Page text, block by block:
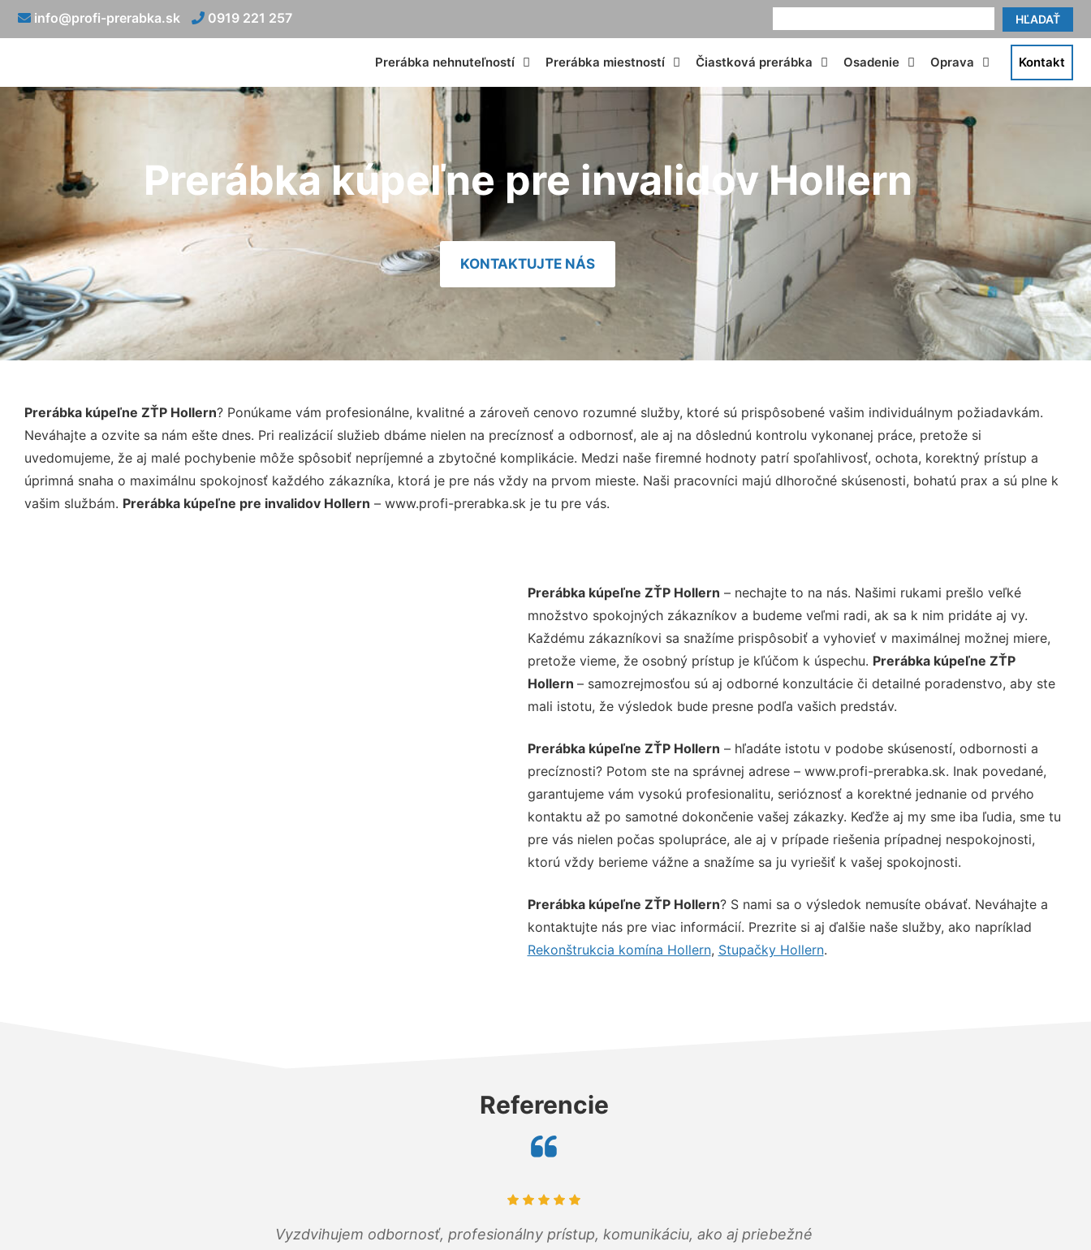
HĽADAŤ
info@profi-prerabka.sk 0919 221 257
Prerábka nehnuteľností Prerábka miestností Čiastková prerábka Osadenie Oprava Kontakt
Prerábka kúpeľne pre invalidov Hollern
KONTAKTUJTE NÁS
Prerábka kúpeľne ZŤP Hollern? Ponúkame vám profesionálne, kvalitné a zároveň cenovo rozumné služby, ktoré sú prispôsobené vašim individuálnym požiadavkám.
Neváhajte a ozvite sa nám ešte dnes. Pri realizácií služieb dbáme nielen na precíznosť a odbornosť, ale aj na dôslednú kontrolu vykonanej práce, pretože si
uvedomujeme, že aj malé pochybenie môže spôsobiť nepríjemné a zbytočné komplikácie. Medzi naše firemné hodnoty patrí spoľahlivosť, ochota, korektný prístup a
úprimná snaha o maximálnu spokojnosť každého zákazníka, ktorá je pre nás vždy na prvom mieste. Naši pracovníci majú dlhoročné skúsenosti, bohatú prax a sú plne k
vašim službám. Prerábka kúpeľne pre invalidov Hollern – www.profi-prerabka.sk je tu pre vás.
Prerábka kúpeľne ZŤP Hollern – nechajte to na nás. Našimi rukami prešlo veľké
množstvo spokojných zákazníkov a budeme veľmi radi, ak sa k nim pridáte aj vy.
Každému zákazníkovi sa snažíme prispôsobiť a vyhovieť v maximálnej možnej miere,
pretože vieme, že osobný prístup je kľúčom k úspechu. Prerábka kúpeľne ZŤP
Hollern – samozrejmosťou sú aj odborné konzultácie či detailné poradenstvo, aby ste
mali istotu, že výsledok bude presne podľa vašich predstáv.
Prerábka kúpeľne ZŤP Hollern – hľadáte istotu v podobe skúseností, odbornosti a
precíznosti? Potom ste na správnej adrese – www.profi-prerabka.sk. Inak povedané,
garantujeme vám vysokú profesionalitu, serióznosť a korektné jednanie od prvého
kontaktu až po samotné dokončenie vašej zákazky. Keďže aj my sme iba ľudia, sme tu
pre vás nielen počas spolupráce, ale aj v prípade riešenia prípadnej nespokojnosti,
ktorú vždy berieme vážne a snažíme sa ju vyriešiť k vašej spokojnosti.
Prerábka kúpeľne ZŤP Hollern? S nami sa o výsledok nemusíte obávať. Neváhajte a
kontaktujte nás pre viac informácií. Prezrite si aj ďalšie naše služby, ako napríklad
Rekonštrukcia komína Hollern, Stupačky Hollern.
Referencie
Vyzdvihujem odbornosť, profesionálny prístup, komunikáciu, ako aj priebežné